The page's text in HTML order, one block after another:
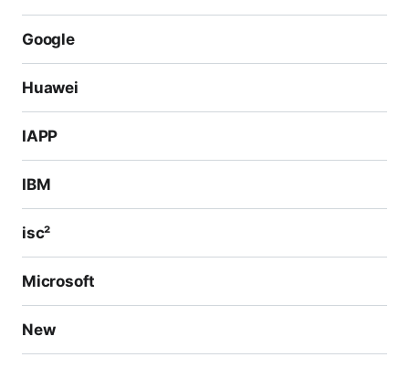
Google
Huawei
IAPP
IBM
isc²
Microsoft
New